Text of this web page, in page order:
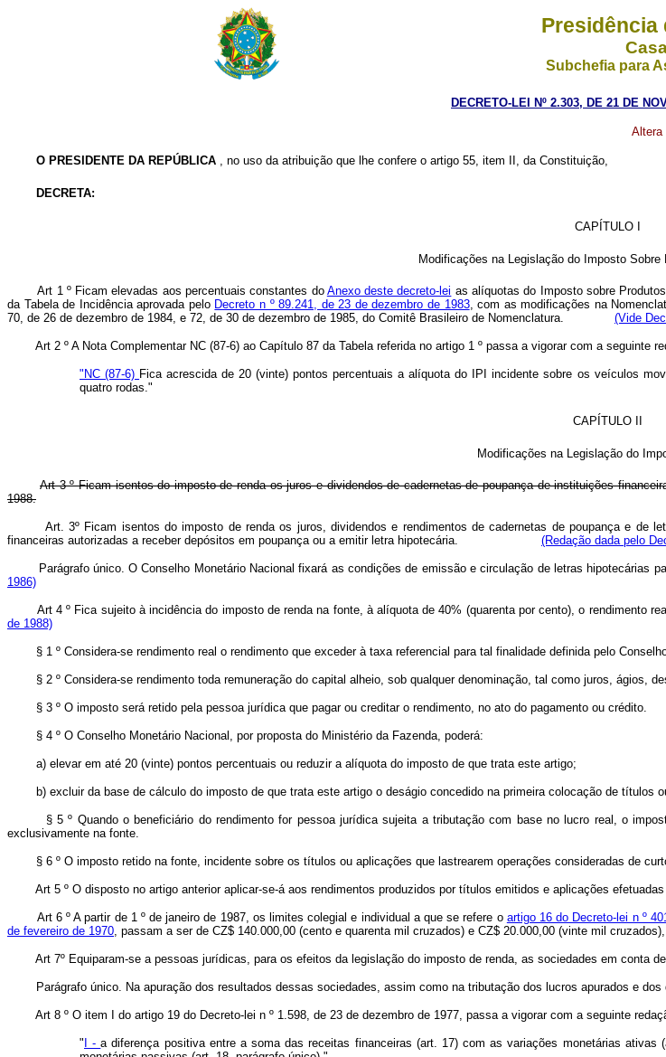
Presidência
Subchefia para
DECRETO-LEI Nº 2.303, DE 21 DE
Altera
O PRESIDENTE DA REPÚBLICA , no uso da atribuição que lhe confere o artigo 55, item II, da Constituição,
DECRETA:
CAPÍTULO I
Modificações na Legislação do Imposto Sobre
Art 1 º Ficam elevadas aos percentuais constantes do Anexo deste decreto-lei as alíquotas do Imposto sobre
da Tabela de Incidência aprovada pelo Decreto n º 89.241, de 23 de dezembro de 1983, com as modificações na
70, de 26 de dezembro de 1984, e 72, de 30 de dezembro de 1985, do Comitê Brasileiro de Nomenclatura. (Vide
Art 2 º A Nota Complementar NC (87-6) ao Capítulo 87 da Tabela referida no artigo 1 º passa a vigorar com a
"NC (87-6) Fica acrescida de 20 (vinte) pontos percentuais a alíquota do IPI incidente sobre os veículos
quatro rodas."
CAPÍTULO II
Modificações na Legislação do
Art 3 º Ficam isentos do imposto de renda os juros e dividendos de cadernetas de poupança de instituições
1988.
Art. 3º Ficam isentos do imposto de renda os juros, dividendos e rendimentos de cadernetas de poupança e
financeiras autorizadas a receber depósitos em poupança ou a emitir letra hipotecária. (Redação dada pelo
Parágrafo único. O Conselho Monetário Nacional fixará as condições de emissão e circulação de letras
1986)
Art 4 º Fica sujeito à incidência do imposto de renda na fonte, à alíquota de 40% (quarenta por cento), o
de 1988)
§ 1 º Considera-se rendimento real o rendimento que exceder à taxa referencial para tal finalidade definida pelo
§ 2 º Considera-se rendimento toda remuneração do capital alheio, sob qualquer denominação, tal como juros, ágios,
§ 3 º O imposto será retido pela pessoa jurídica que pagar ou creditar o rendimento, no ato do pagamento ou crédito.
§ 4 º O Conselho Monetário Nacional, por proposta do Ministério da Fazenda, poderá:
a) elevar em até 20 (vinte) pontos percentuais ou reduzir a alíquota do imposto de que trata este artigo;
b) excluir da base de cálculo do imposto de que trata este artigo o deságio concedido na primeira colocação de títulos
§ 5 º Quando o beneficiário do rendimento for pessoa jurídica sujeita a tributação com base no lucro real, o
exclusivamente na fonte.
§ 6 º O imposto retido na fonte, incidente sobre os títulos ou aplicações que lastrearem operações consideradas de
Art 5 º O disposto no artigo anterior aplicar-se-á aos rendimentos produzidos por títulos emitidos e aplicações
Art 6 º A partir de 1 º de janeiro de 1987, os limites colegial e individual a que se refere o artigo 16 do Decreto-lei n º
de fevereiro de 1970, passam a ser de CZ$ 140.000,00 (cento e quarenta mil cruzados) e CZ$ 20.000,00 (vinte mil
Art 7º Equiparam-se a pessoas jurídicas, para os efeitos da legislação do imposto de renda, as sociedades em
Parágrafo único. Na apuração dos resultados dessas sociedades, assim como na tributação dos lucros apurados e
Art 8 º O item I do artigo 19 do Decreto-lei n º 1.598, de 23 de dezembro de 1977, passa a vigorar com a seguinte
" I -a diferença positiva entre a soma das receitas financeiras (art. 17) com as variações monetárias